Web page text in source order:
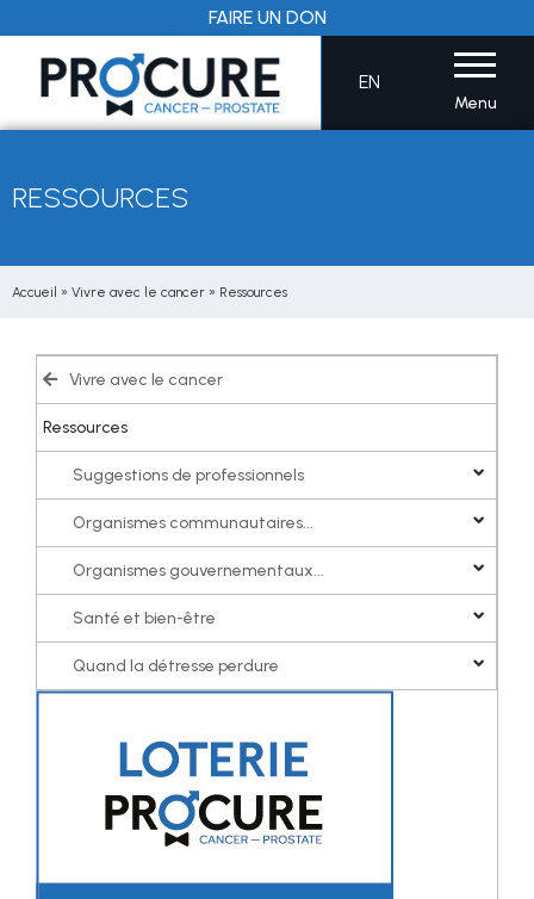
au
contenu
FAIRE UN DON
EN
Menu
RESSOURCES
Accueil » Vivre avec le cancer » Ressources
Vivre avec le cancer
Ressources
Suggestions de professionnels
Organismes communautaires...
Organismes gouvernementaux...
Santé et bien-être
Quand la détresse perdure